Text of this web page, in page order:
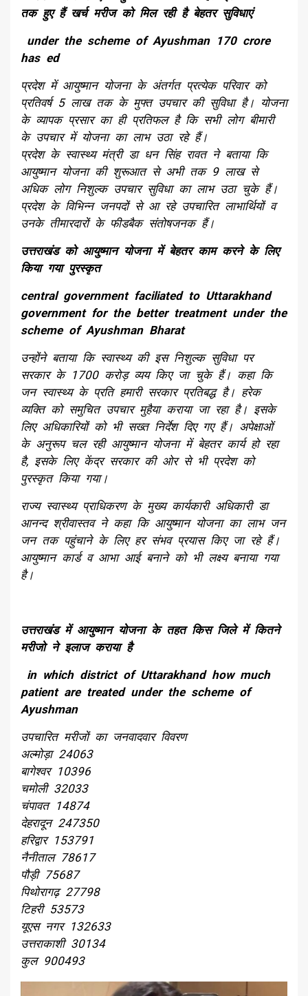
तक हुए हैं खर्च मरीज को मिल रही है बेहतर सुविधाएं
under the scheme of Ayushman 170 crore
has ed
प्रदेश में आयुष्मान योजना के अंतर्गत प्रत्येक परिवार को
प्रतिवर्ष 5 लाख तक के मुफ्त उपचार की सुविधा है। योजना
के व्यापक प्रसार का ही प्रतिफल है कि सभी लोग बीमारी
के उपचार में योजना का लाभ उठा रहे हैं।
प्रदेश के स्वास्थ्य मंत्री डा धन सिंह रावत ने बताया कि
आयुष्मान योजना की शुरूआत से अभी तक 9 लाख से
अधिक लोग निशुल्क उपचार सुविधा का लाभ उठा चुके हैं।
प्रदेश के विभिन्न जनपदों से आ रहे उपचारित लाभार्थियों व
उनके तीमारदारों के फीडबैक संतोषजनक हैं।
उत्तराखंड को आयुष्मान योजना में बेहतर काम करने के लिए
किया गया पुरस्कृत
central government faciliated to Uttarakhand
government for the better treatment under the
scheme of Ayushman Bharat
उन्होंने बताया कि स्वास्थ्य की इस निशुल्क सुविधा पर
सरकार के 1700 करोड़ व्यय किए जा चुके हैं। कहा कि
जन स्वास्थ्य के प्रति हमारी सरकार प्रतिबद्ध है। हरेक
व्यक्ति को समुचित उपचार मुहैया कराया जा रहा है। इसके
लिए अधिकारियों को भी सख्त निर्देश दिए गए हैं। अपेक्षाओं
के अनुरूप चल रही आयुष्मान योजना में बेहतर कार्य हो रहा
है, इसके लिए केंद्र सरकार की ओर से भी प्रदेश को
पुरस्कृत किया गया।
राज्य स्वास्थ्य प्राधिकरण के मुख्य कार्यकारी अधिकारी डा
आनन्द श्रीवास्तव ने कहा कि आयुष्मान योजना का लाभ जन
जन तक पहुंचाने के लिए हर संभव प्रयास किए जा रहे हैं।
आयुष्मान कार्ड व आभा आई बनाने को भी लक्ष्य बनाया गया
है।
उत्तराखंड में आयुष्मान योजना के तहत किस जिले में कितने
मरीजो ने इलाज कराया है
in which district of Uttarakhand how much
patient are treated under the scheme of
Ayushman
उपचारित मरीजों का जनवादवार विवरण
अल्मोड़ा 24063
बागेश्वर 10396
चमोली 32033
चंपावत 14874
देहरादून 247350
हरिद्वार 153791
नैनीताल 78617
पौड़ी 75687
पिथोरागढ़ 27798
टिहरी 53573
यूएस नगर 132633
उत्तराकाशी 30134
कुल 900493